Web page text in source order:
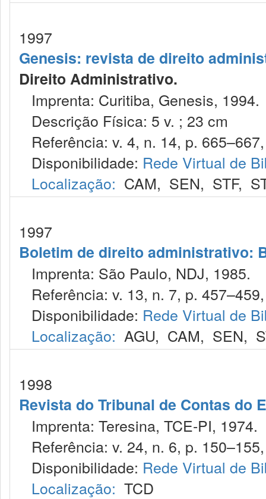
1997
Genesis: revista de direito
Direito Administrativo.
Imprenta: Curitiba, Genesis, 1994.
Descrição Física: 5 v. ; 23 cm
Referência: v. 4, n. 14, p.
Disponibilidade: Rede Virtual de
Localização: CAM, SEN, STF,
1997
Boletim de direito administrativo:
Imprenta: São Paulo, NDJ, 1985.
Referência: v. 13, n. 7, p.
Disponibilidade: Rede Virtual de
Localização: AGU, CAM, SEN,
1998
Revista do Tribunal de Contas do
Imprenta: Teresina, TCE-PI, 1974.
Referência: v. 24, n. 6, p.
Disponibilidade: Rede Virtual de
Localização: TCD